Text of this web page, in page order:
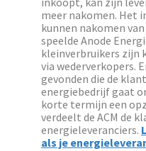
meer nakomen. Het
kunnen nakomen
speelde Anode
kleinverbruikers zijn
via wederverkopers.
gevonden die de
energiebedrijf gaat
korte termijn een
verdeelt de ACM de
energieleveranciers.
als je